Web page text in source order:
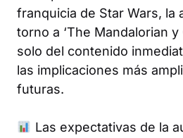
franquicia de Star Wars, la
torno a ‘The Mandalorian y
solo del contenido
las implicaciones más
futuras.
Las expectativas de la